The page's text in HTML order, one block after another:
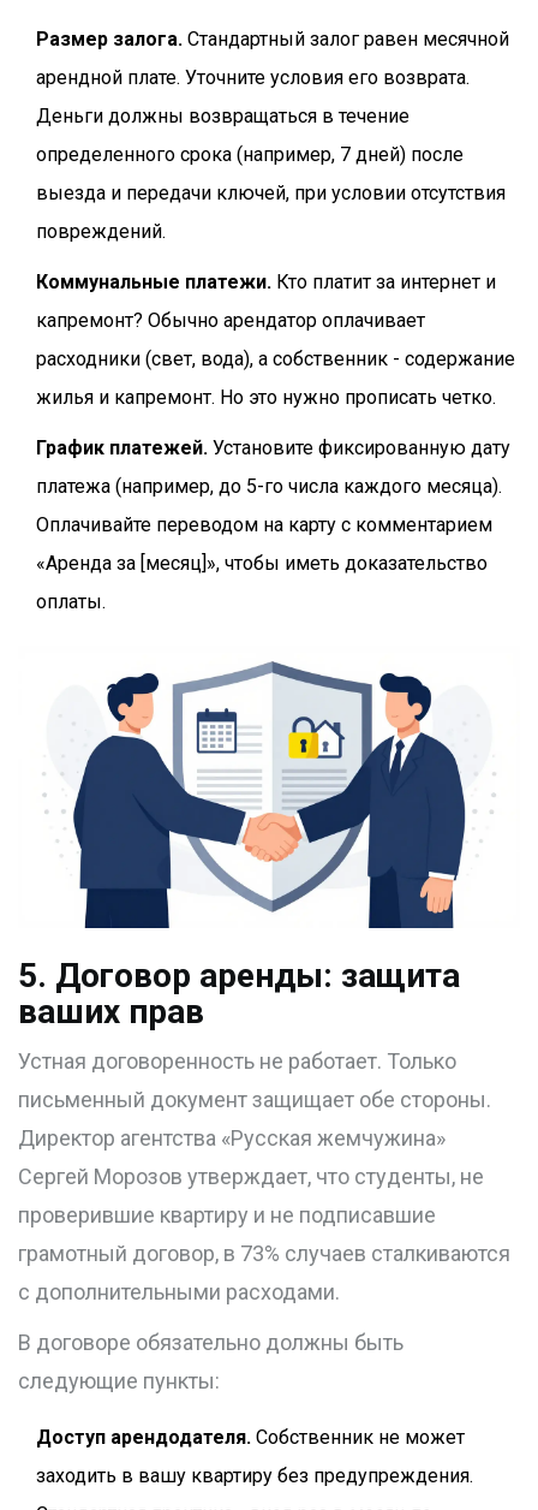
Размер залога. Стандартный залог равен месячной
арендной плате. Уточните условия его возврата.
Деньги должны возвращаться в течение
определенного срока (например, 7 дней) после
выезда и передачи ключей, при условии отсутствия
повреждений.
Коммунальные платежи. Кто платит за интернет и
капремонт? Обычно арендатор оплачивает
расходники (свет, вода), а собственник - содержание
жилья и капремонт. Но это нужно прописать четко.
График платежей. Установите фиксированную дату
платежа (например, до 5-го числа каждого месяца).
Оплачивайте переводом на карту с комментарием
«Аренда за [месяц]», чтобы иметь доказательство
оплаты.
5. Договор аренды: защита
ваших прав
Устная договоренность не работает. Только
письменный документ защищает обе стороны.
Директор агентства «Русская жемчужина»
Сергей Морозов утверждает, что студенты, не
проверившие квартиру и не подписавшие
грамотный договор, в 73% случаев сталкиваются
с дополнительными расходами.
В договоре обязательно должны быть
следующие пункты:
Доступ арендодателя. Собственник не может
заходить в вашу квартиру без предупреждения.